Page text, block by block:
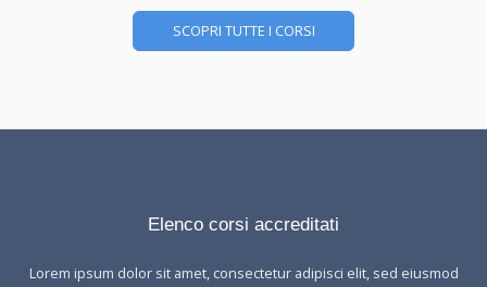
SCOPRI TUTTE I CORSI
Elenco corsi accreditati
Lorem ipsum dolor sit amet, consectetur adipisci elit, sed eiusmod